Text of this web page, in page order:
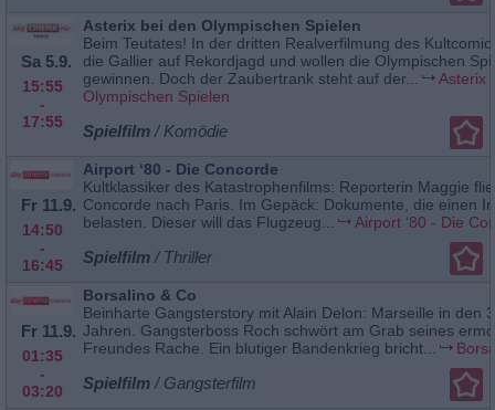
Sa 5.9.
15:55
-
17:55
Asterix bei den Olympischen Spielen
Beim Teutates! In der dritten Realverfilmung des
die Gallier auf Rekordjagd und wollen die Olympischen
gewinnen. Doch der Zaubertrank steht auf der...
Asterix
Olympischen Spielen
Spielfilm / Komödie
Fr 11.9.
14:50
-
16:45
Airport ‘80 - Die Concorde
Kultklassiker des Katastrophenfilms: Reporterin Maggie
Concorde nach Paris. Im Gepäck: Dokumente, die einen
belasten. Dieser will das Flugzeug...
Airport ‘80 - Die
Spielfilm / Thriller
Fr 11.9.
01:35
-
03:20
Borsalino & Co
Beinharte Gangsterstory mit Alain Delon: Marseille in den
Jahren. Gangsterboss Roch schwört am Grab seines
Freundes Rache. Ein blutiger Bandenkrieg bricht...
Spielfilm / Gangsterfilm